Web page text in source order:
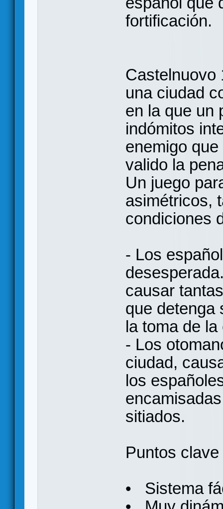
fortificación.
Castelnuovo
una ciudad
en la que un
indómitos
enemigo
valido la
Un juego
asimétricos,
condiciones
- Los
causar
que detenga
la toma de la
- Los
ciudad,
los
sitiados.
Puntos
• Sistema